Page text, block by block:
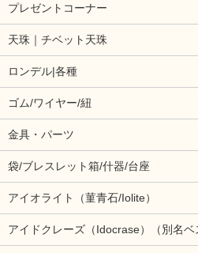
プレゼントコーナー
天珠｜チベット天珠
ロンデル|各種
ゴム/ワイヤー/紐
金具・パーツ
袋/ブレスレット箱/什器/台座
アイオライト（菫青石/Iolite）
アイドクレーズ（Idocrase）（別名ベ